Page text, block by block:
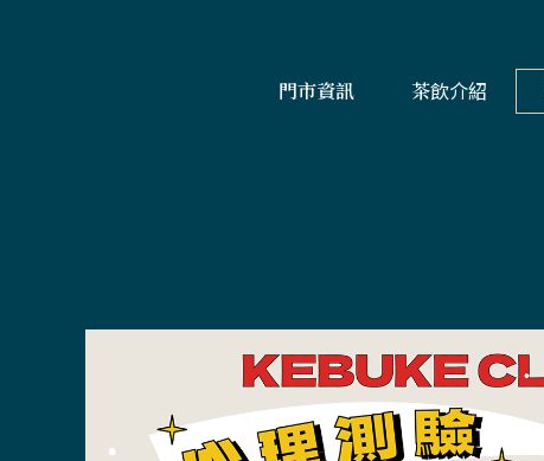
門市資訊 茶飲介紹